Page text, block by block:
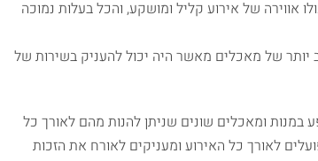
אווירה של אירוע קליל ומושקע, והכל בעלות נמוכה
יותר של מאכלים מאשר היה יכול להעניק בשירות של
במנות ומאכלים שונים שניתן להנות מהם לאורך כל
לאורך כל האירוע ומעניקים לאורח את הזכות